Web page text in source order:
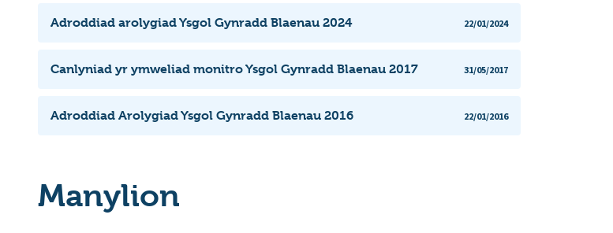
Adroddiad arolygiad Ysgol Gynradd Blaenau 2024 22/01/2024
Canlyniad yr ymweliad monitro Ysgol Gynradd Blaenau 2017 31/05/2017
Adroddiad Arolygiad Ysgol Gynradd Blaenau 2016 22/01/2016
Manylion